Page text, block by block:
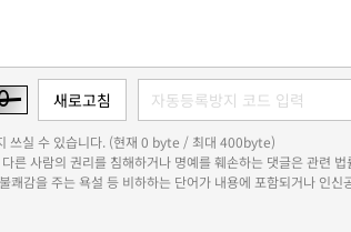
쓰실 수 있습니다. (현재 0 byte / 최대 400byte)
른 사람의 권리를 침해하거나 명예를 훼손하는 댓글은 관련
쾌감을 주는 욕설 등 비하하는 단어가 내용에 포함되거나 인